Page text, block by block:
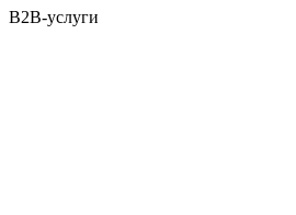
B2B-услуги